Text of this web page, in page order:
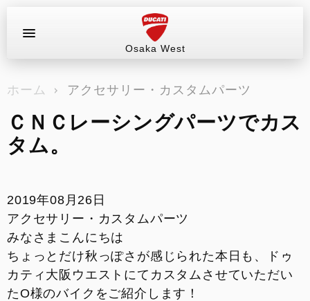
Osaka West
ラインアップ
サービス情報
試乗車
イベント&ツーリング
販売情報
ホーム アクセサリー・カスタムパーツ
ＣＮＣレーシングパーツでカス
タム。
2019年08月26日
アクセサリー・カスタムパーツ
みなさまこんにちは
ちょっとだけ秋っぽさが感じられた本日も、ドゥ
カティ大阪ウエストにてカスタムさせていただい
たO様のバイクをご紹介します！